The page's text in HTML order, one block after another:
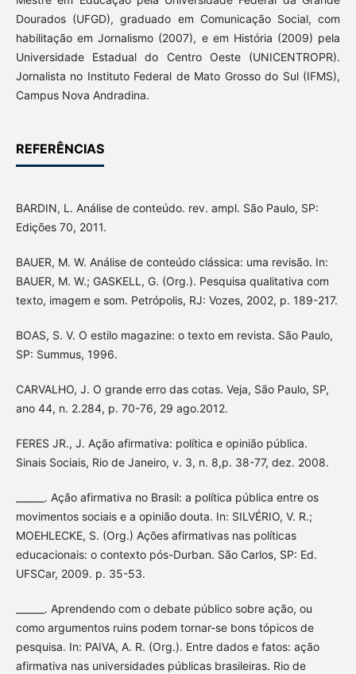
Dourados (UFGD), graduado em Comunicação Social, com
habilitação em Jornalismo (2007), e em História (2009) pela
Universidade Estadual do Centro Oeste (UNICENTROPR).
Jornalista no Instituto Federal de Mato Grosso do Sul (IFMS),
Campus Nova Andradina.
REFERÊNCIAS
BARDIN, L. Análise de conteúdo. rev. ampl. São Paulo, SP:
Edições 70, 2011.
BAUER, M. W. Análise de conteúdo clássica: uma revisão. In:
BAUER, M. W.; GASKELL, G. (Org.). Pesquisa qualitativa com
texto, imagem e som. Petrópolis, RJ: Vozes, 2002, p. 189-217.
BOAS, S. V. O estilo magazine: o texto em revista. São Paulo,
SP: Summus, 1996.
CARVALHO, J. O grande erro das cotas. Veja, São Paulo, SP,
ano 44, n. 2.284, p. 70-76, 29 ago.2012.
FERES JR., J. Ação afirmativa: política e opinião pública.
Sinais Sociais, Rio de Janeiro, v. 3, n. 8,p. 38-77, dez. 2008.
______. Ação afirmativa no Brasil: a política pública entre os
movimentos sociais e a opinião douta. In: SILVÉRIO, V. R.;
MOEHLECKE, S. (Org.) Ações afirmativas nas políticas
educacionais: o contexto pós-Durban. São Carlos, SP: Ed.
UFSCar, 2009. p. 35-53.
______. Aprendendo com o debate público sobre ação, ou
como argumentos ruins podem tornar-se bons tópicos de
pesquisa. In: PAIVA, A. R. (Org.). Entre dados e fatos: ação
afirmativa nas universidades públicas brasileiras. Rio de